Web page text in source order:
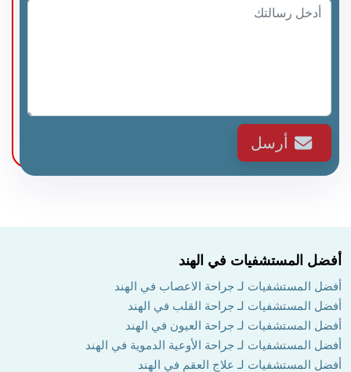
أرسل
أفضل المستشفيات في الهند
أفضل المستشفيات لـ جراحة الاعصاب في الهند
أفضل المستشفيات لـ جراحة القلب في الهند
أفضل المستشفيات لـ جراحة العيون في الهند
أفضل المستشفيات لـ جراحة الأوعية الدموية في الهند
أفضل المستشفيات لـ علاج العقم في الهند